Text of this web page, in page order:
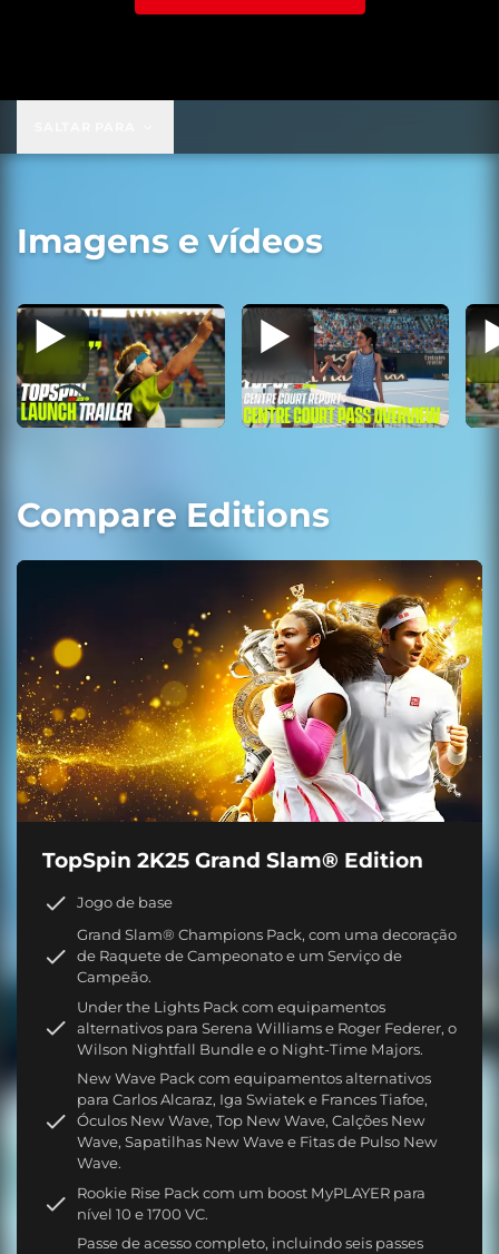
Imagens e vídeos
Compare Editions
TopSpin 2K25 Grand Slam® Edition
Jogo de base
Grand Slam® Champions Pack, com uma decoração
de Raquete de Campeonato e um Serviço de
Campeão.
Under the Lights Pack com equipamentos
alternativos para Serena Williams e Roger Federer, o
Wilson Nightfall Bundle e o Night-Time Majors.
New Wave Pack com equipamentos alternativos
para Carlos Alcaraz, Iga Swiatek e Frances Tiafoe,
Óculos New Wave, Top New Wave, Calções New
Wave, Sapatilhas New Wave e Fitas de Pulso New
Wave.
Rookie Rise Pack com um boost MyPLAYER para
nível 10 e 1700 VC.
Passe de acesso completo, incluindo seis passes